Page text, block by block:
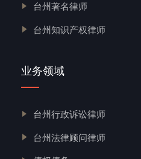
台州著名律师
台州知识产权律师
业务领域
台州行政诉讼律师
台州法律顾问律师